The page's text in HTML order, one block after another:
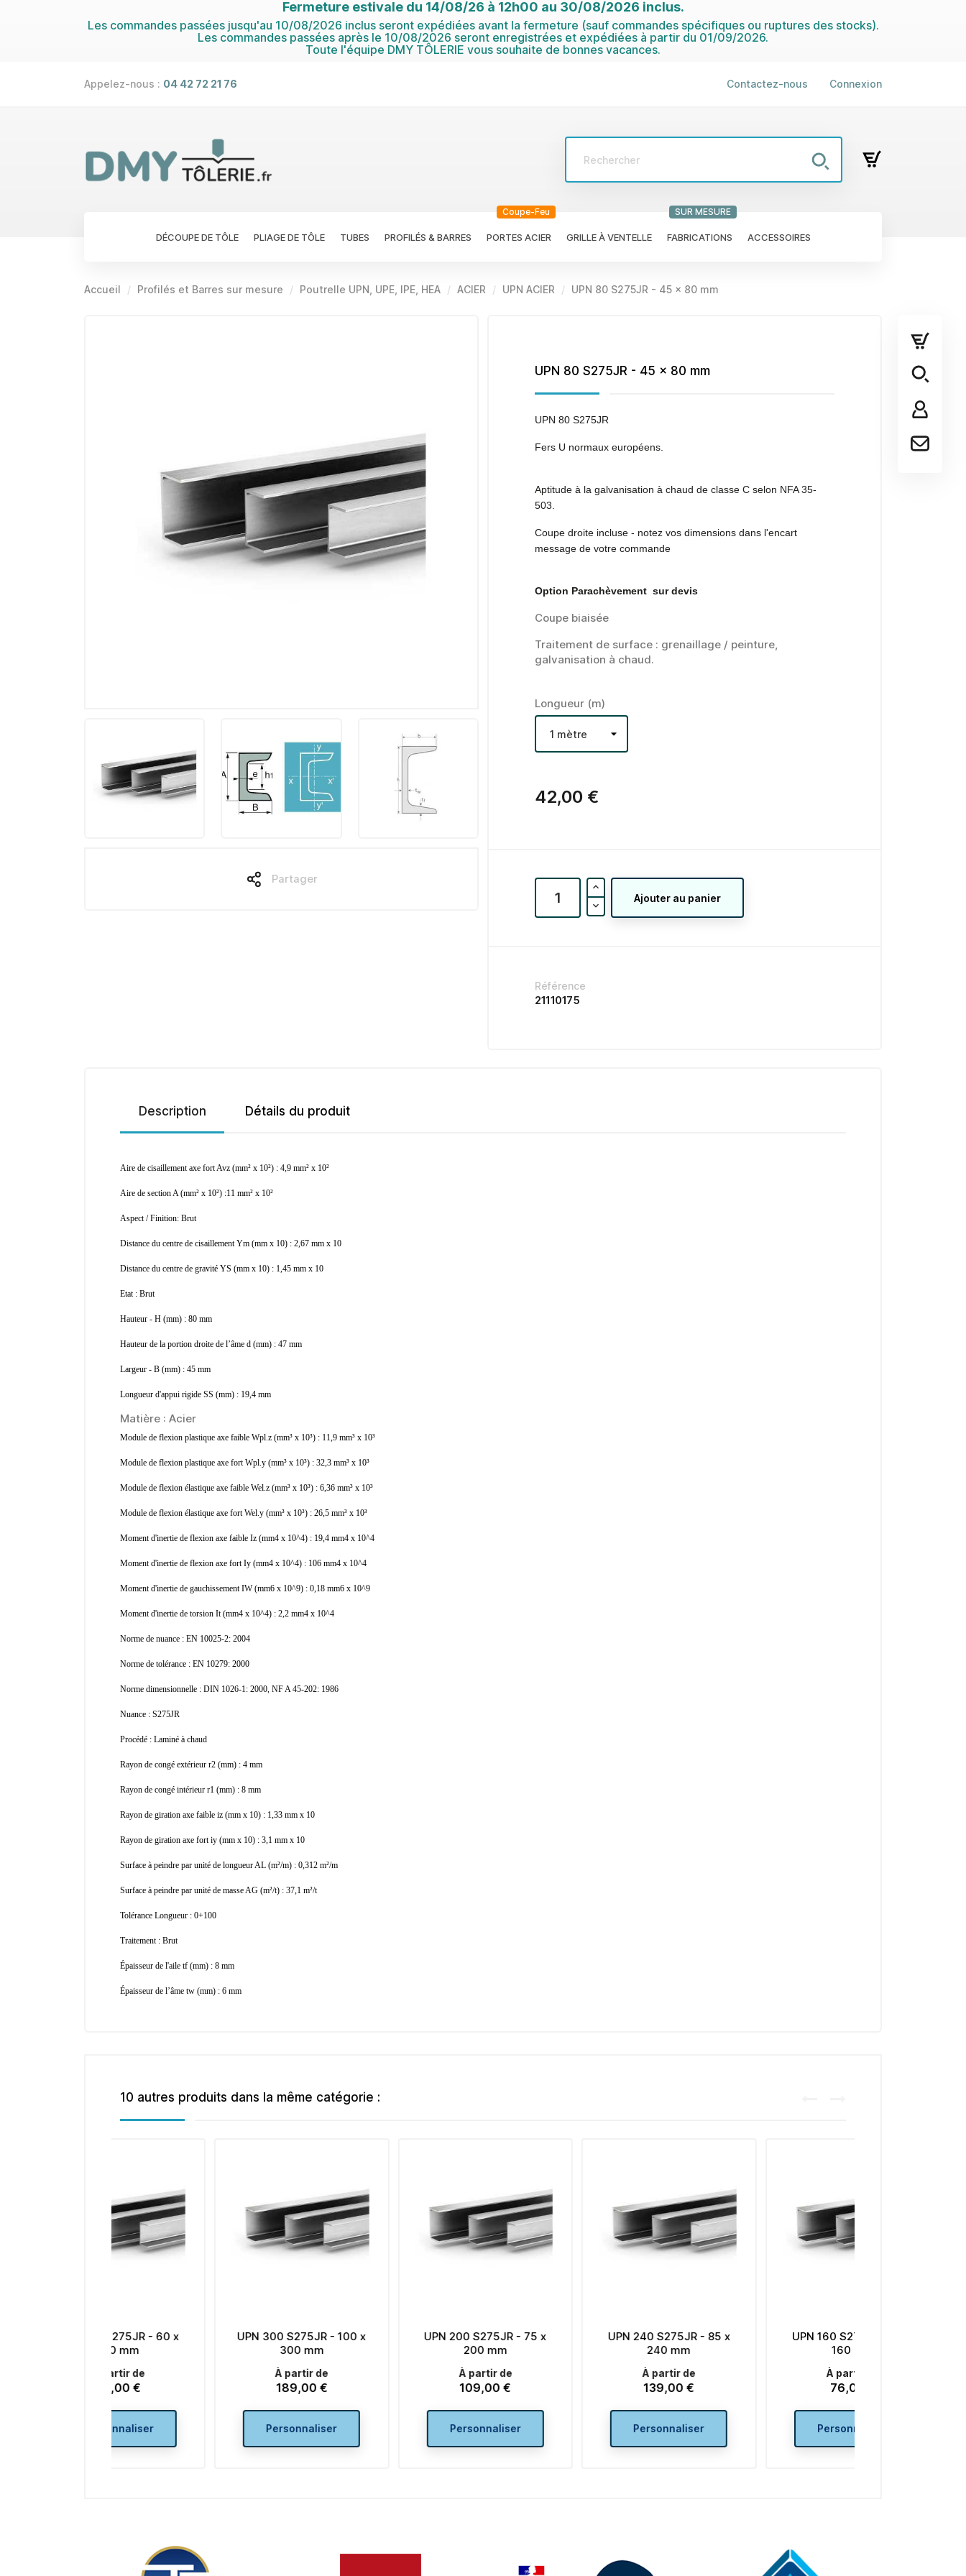
Fermeture estivale du 14/08/26 à 12h00 au 30/08/2026 inclus.
Les commandes passées jusqu'au 10/08/2026 inclus seront expédiées avant la fermeture (sauf commandes spécifiques ou ruptures des stocks).
Les commandes passées après le 10/08/2026 seront enregistrées et expédiées à partir du 01/09/2026.
Toute l'équipe DMY TÔLERIE vous souhaite de bonnes vacances.
Appelez-nous : 04 42 72 21 76 Contactez-nous Connexion
DÉCOUPE DE TÔLE PLIAGE DE TÔLE TUBES PROFILÉS & BARRES PORTES ACIER
Coupe-Feu
GRILLE À VENTELLE FABRICATIONS
SUR MESURE
ACCESSOIRES
Accueil Profilés et Barres sur mesure Poutrelle UPN, UPE, IPE, HEA ACIER UPN ACIER UPN 80 S275JR - 45 x 80 mm
Partager
UPN 80 S275JR - 45 x 80 mm
UPN 80 S275JR
Fers U normaux européens.
Aptitude à la galvanisation à chaud de classe C selon NFA 35-
503.
Coupe droite incluse - notez vos dimensions dans l'encart
message de votre commande
Option Parachèvement sur devis
Coupe biaisée
Traitement de surface : grenaillage / peinture,
galvanisation à chaud.
Longueur (m)
42,00 €
Ajouter au panier
Référence
21110175
Description Détails du produit
Aire de cisaillement axe fort Avz (mm² x 10²) : 4,9 mm² x 10²
Aire de section A (mm² x 10²) :11 mm² x 10²
Aspect / Finition: Brut
Distance du centre de cisaillement Ym (mm x 10) : 2,67 mm x 10
Distance du centre de gravité YS (mm x 10) : 1,45 mm x 10
Etat : Brut
Hauteur - H (mm) : 80 mm
Hauteur de la portion droite de l’âme d (mm) : 47 mm
Largeur - B (mm) : 45 mm
Longueur d'appui rigide SS (mm) : 19,4 mm
Matière : Acier
Module de flexion plastique axe faible Wpl.z (mm³ x 10³) : 11,9 mm³ x 10³
Module de flexion plastique axe fort Wpl.y (mm³ x 10³) : 32,3 mm³ x 10³
Module de flexion élastique axe faible Wel.z (mm³ x 10³) : 6,36 mm³ x 10³
Module de flexion élastique axe fort Wel.y (mm³ x 10³) : 26,5 mm³ x 10³
Moment d'inertie de flexion axe faible Iz (mm4 x 10^4) : 19,4 mm4 x 10^4
Moment d'inertie de flexion axe fort Iy (mm4 x 10^4) : 106 mm4 x 10^4
Moment d'inertie de gauchissement IW (mm6 x 10^9) : 0,18 mm6 x 10^9
Moment d'inertie de torsion It (mm4 x 10^4) : 2,2 mm4 x 10^4
Norme de nuance : EN 10025-2: 2004
Norme de tolérance : EN 10279: 2000
Norme dimensionnelle : DIN 1026-1: 2000, NF A 45-202: 1986
Nuance : S275JR
Procédé : Laminé à chaud
Rayon de congé extérieur r2 (mm) : 4 mm
Rayon de congé intérieur r1 (mm) : 8 mm
Rayon de giration axe faible iz (mm x 10) : 1,33 mm x 10
Rayon de giration axe fort iy (mm x 10) : 3,1 mm x 10
Surface à peindre par unité de longueur AL (m²/m) : 0,312 m²/m
Surface à peindre par unité de masse AG (m²/t) : 37,1 m²/t
Tolérance Longueur : 0+100
Traitement : Brut
Épaisseur de l'aile tf (mm) : 8 mm
Épaisseur de l’âme tw (mm) : 6 mm
10 autres produits dans la même catégorie :
UPN 300 S275JR - 100 x
UPN 200 S275JR - 75 x
UPN 240 S275JR - 85 x
UPN 160 S275JR - 65 x